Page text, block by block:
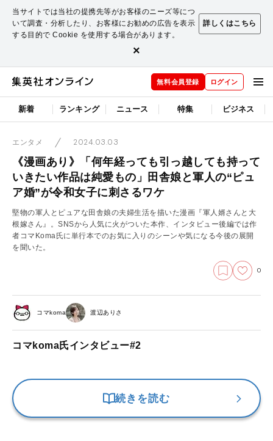
当サイトでは当社の提携先等がお客様のニーズ等につ
いて調査・分析したり、お客様にお勧めの広告を表示
する目的で Cookie を使用する場合があります。
詳しくはこちら
×
無料会員登録 ログイン
新着 ランキング ニュース 特集 ビジネス
エンタメ 2024.03.03
《漫画あり》「何年経っても引っ越しても持って
いきたい作品は純愛もの」田舎娘と軍人の“ピュ
ア婚”が令和女子に刺さるワケ
堅物の軍人とピュアな田舎娘の夫婦生活を描いた漫画『軍人婿さんと大
根嫁さん』。SNSから人気に火がついた本作、インタビュー後編では作
者コマKoma氏に単行本でのお気に入りのシーンや気になる今後の展開
を聞いた。
0
コマkoma 渡辺ありさ
コマkoma氏インタビュー#2
続きを読む